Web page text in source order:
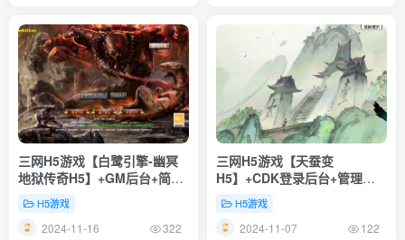
三网H5游戏【白鹭引擎-幽冥
地狱传奇H5】+GM后台+简易
安卓APP+全自动开区/合区
+Linux一键全自动搭建脚本
+Linux手工服务端+详细搭建
H5游戏
2024-11-16 322
三网H5游戏【天蚕变
H5】+CDK登录后台+管理后
台+GM授权后+简易安卓
APP+Linux一键全自动搭建脚
本+Linux手工服务端+详细搭
H5游戏
2024-11-07 122